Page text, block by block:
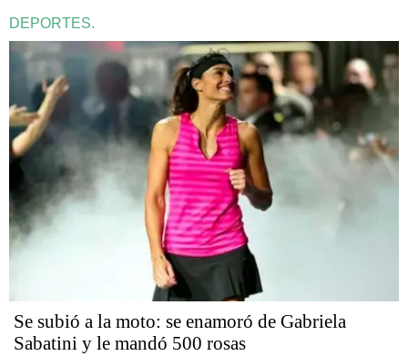
DEPORTES.
Se subió a la moto: se enamoró de Gabriela
Sabatini y le mandó 500 rosas